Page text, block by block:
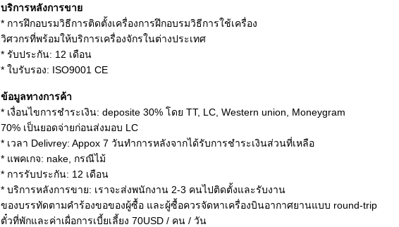
บริการหลังการขาย
* การฝึกอบรมวิธีการติดตั้งเครื่องการฝึกอบรมวิธีการใช้เครื่อง
วิศวกรที่พร้อมให้บริการเครื่องจักรในต่างประเทศ
* รับประกัน: 12 เดือน
* ใบรับรอง: ISO9001 CE
ข้อมูลทางการค้า
* เงื่อนไขการชำระเงิน: deposite 30% โดย TT, LC, Western union, Moneygram
70% เป็นยอดจ่ายก่อนส่งมอบ LC
* เวลา Delivrey: Appox 7 วันทำการหลังจากได้รับการชำระเงินส่วนที่เหลือ
* แพคเกจ: nake, กรณีไม้
* การรับประกัน: 12 เดือน
* บริการหลังการขาย: เราจะส่งพนักงาน 2-3 คนไปติดตั้งและรับงาน
ของบรรทัดตามคำร้องขอของผู้ซื้อ และผู้ซื้อควรจัดหาเครื่องบินอากาศยานแบบ round-trip
ตั๋วที่พักและค่าเผื่อการเบี้ยเลี้ยง 70USD / คน / วัน